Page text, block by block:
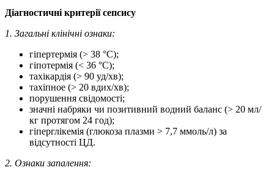
Діагностичні критерії сепсису
1. Загальні клінічні ознаки:
гіпертермія (> 38 °С);
гіпотермія (< 36 °С);
тахікардія (> 90 уд/хв);
тахіпное (> 20 вдих/хв);
порушення свідомості;
значні набряки чи позитивний водний баланс (> 20 мл/
кг протягом 24 год);
гіперглікемія (глюкоза плазми > 7,7 ммоль/л) за
відсутності ЦД.
2. Ознаки запалення: